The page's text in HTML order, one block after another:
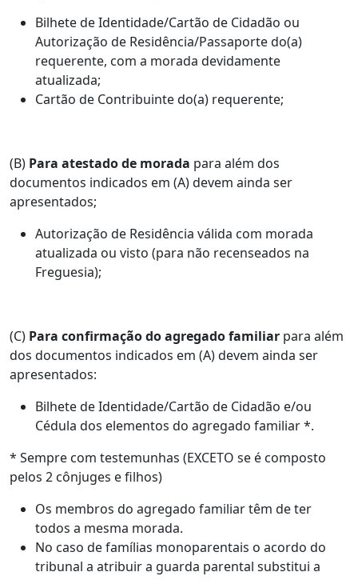
Bilhete de Identidade/Cartão de Cidadão ou
Autorização de Residência/Passaporte do(a)
requerente, com a morada devidamente
atualizada;
Cartão de Contribuinte do(a) requerente;
(B) Para atestado de morada para além dos
documentos indicados em (A) devem ainda ser
apresentados;
Autorização de Residência válida com morada
atualizada ou visto (para não recenseados na
Freguesia);
(C) Para confirmação do agregado familiar para além
dos documentos indicados em (A) devem ainda ser
apresentados:
Bilhete de Identidade/Cartão de Cidadão e/ou
Cédula dos elementos do agregado familiar *.
* Sempre com testemunhas (EXCETO se é composto
pelos 2 cônjuges e filhos)
Os membros do agregado familiar têm de ter
todos a mesma morada.
No caso de famílias monoparentais o acordo do
tribunal a atribuir a guarda parental substitui a